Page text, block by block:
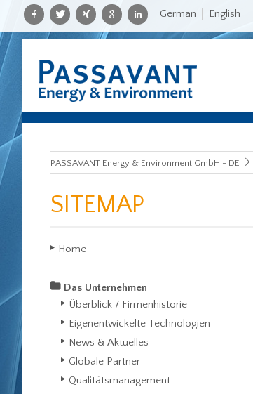
German English
PASSAVANT Energy & Environment GmbH - DE
SITEMAP
Home
Das Unternehmen
Überblick / Firmenhistorie
Eigenentwickelte Technologien
News & Aktuelles
Globale Partner
Qualitätsmanagement